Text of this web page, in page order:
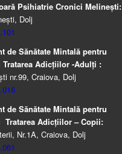
Psihiatrie Cronici Melinești:
Dolj
de Sănătate Mintală pentru
Tratarea Adicţiilor -Adulţi :
nr.99, Craiova, Dolj
de Sănătate Mintală pentru
Tratarea Adicţiilor – Copii:
Nr.1A, Craiova, Dolj